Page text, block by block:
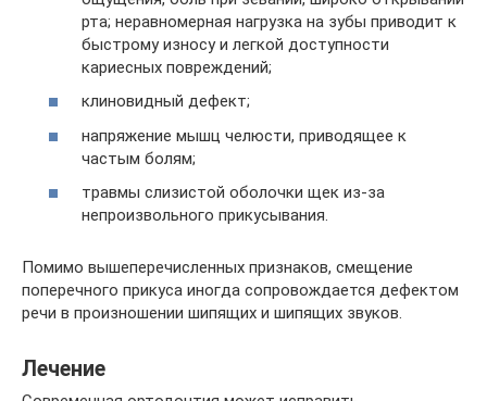
рта; неравномерная нагрузка на зубы приводит к
быстрому износу и легкой доступности
кариесных повреждений;
клиновидный дефект;
напряжение мышц челюсти, приводящее к
частым болям;
травмы слизистой оболочки щек из-за
непроизвольного прикусывания.
Помимо вышеперечисленных признаков, смещение
поперечного прикуса иногда сопровождается дефектом
речи в произношении шипящих и шипящих звуков.
Лечение